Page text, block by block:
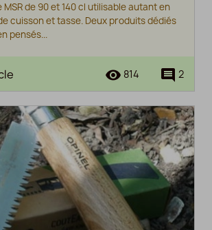
de 90 et 140 cl utilisable autant en
cuisson et tasse. Deux produits dédiés
pensés...
comment 2
remove_red_eye 814